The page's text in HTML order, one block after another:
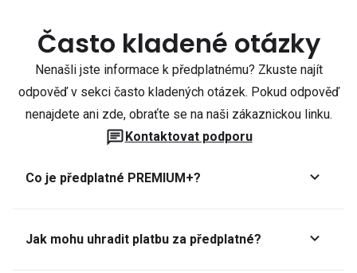
Často kladené otázky
Nenašli jste informace k předplatnému? Zkuste najít
odpověď v sekci často kladených otázek. Pokud odpověď
nenajdete ani zde, obraťte se na naši zákaznickou linku.
Kontaktovat podporu
Co je předplatné PREMIUM+?
Jak mohu uhradit platbu za předplatné?